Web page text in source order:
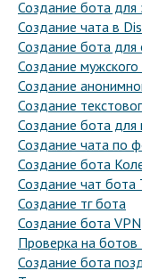
Создание бота для
Создание чата в
Создание бота для
Создание
Создание
Создание
Создание бота
Создание чата по
Создание бота
Создание чат бота
Создание тг бота
Создание бота VPN
Проверка на ботов
Создание бота